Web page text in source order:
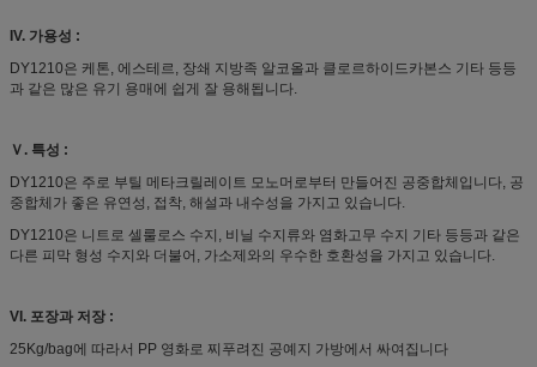
IV. 가용성 :
DY1210은 케톤, 에스테르, 장쇄 지방족 알코올과 클로르하이드카본스 기타 등등
과 같은 많은 유기 용매에 쉽게 잘 용해됩니다.
Ｖ. 특성 :
DY1210은 주로 부틸 메타크릴레이트 모노머로부터 만들어진 공중합체입니다, 공
중합체가 좋은 유연성, 접착, 해설과 내수성을 가지고 있습니다.
DY1210은 니트로 셀룰로스 수지, 비닐 수지류와 염화고무 수지 기타 등등과 같은
다른 피막 형성 수지와 더불어, 가소제와의 우수한 호환성을 가지고 있습니다.
VI. 포장과 저장 :
25Kg/bag에 따라서 PP 영화로 찌푸려진 공예지 가방에서 싸여집니다